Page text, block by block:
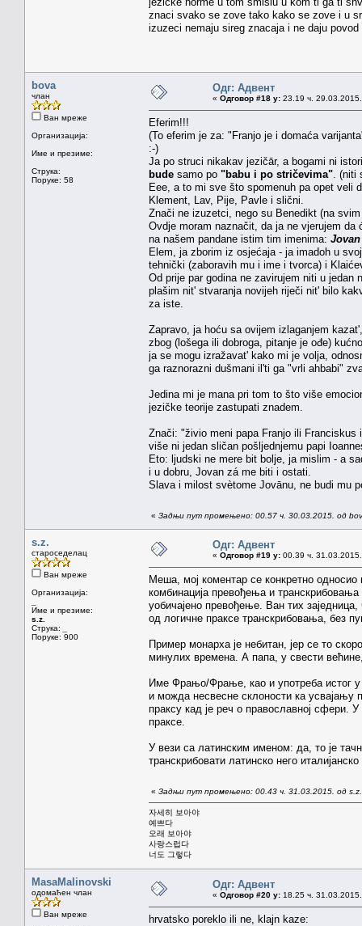
znaci svako se zove tako kako se zove i u
izuzeci nemaju sireg znacaja i ne daju
bova
члан
Ван мреже
Организација:
Име и презиме:
Струка:
Поруке: 58
Одг: Адвент
« Одговор #18 у: 23.19 ч.
Eferim!!!
(To eferim je za: "Franjo je i domaća
:-)
Ja po struci nikakav jezičār, a bogami ni
bude samo po "babu i po stričevima" .
Eee, a to mi sve što spomenuh pa opet veli
Klement, Lav, Pije, Pavle i slični.
Znači ne izuzetci, nego su Benedikt (na
Ovdje moram naznačit, da ja ne vjerujem
na našem pandane istim tim imenima:
Elem, ja zborim iz osjećaja - ja imadoh u
tehnički (zaboravih mu i ime i tvorca) i
Od prije par godina ne zavirujem niti u
plašim nit' stvaranja novijeh riječi nit' bilo
za iste.
Zapravo, ja hoću sa ovijem izlaganjem
zbog (lošega ili dobroga, pitanje je ođe)
ja se mogu izražavat' kako mi je volja,
ga raznorazni dušmani il'ti ga "vrli ahbabi"
Jedina mi je mana pri tom to što više
jezičke teorije zastupati znadem.
Znači: "živio meni papa Franjo ili
više ni jedan sličan pošljednjemu papi
Eto: ljudski ne mere bit bolje, ja mislim - a
i u dobru, Jovan zá me biti i ostati.
Slava i milost svètome Jovānu, ne budi mu
« Задњи пут промењено: 00.57 ч. 30.03.2015. од
s.z.
староседелац
Ван мреже
Организација:
Име и презиме:
s.z.
Струка:
Поруке: 900
Одг: Адвент
« Одговор #19 у: 00.39 ч.
Меша, мој коментар се конкретно односио
комбинација превођења и
уобичајено превођење. Ван тих
од логичне праксе транскрибовања, без
Пример монарха је небитан, јер се то
минулих времена. А папа, у свести
Име Фрањо/Фрање, као и употреба истог у
и можда несвесне склоности ка усвајању
праксу кад је реч о православној сфери.
праксе.
У вези са латинским именом: да, то је
транскрибовати латинско него
« Задњи пут промењено: 00.43 ч. 31.03.2015. од s.z.
자세히 보아야
예쁘다
오래 보아야
사랑스럽다
너도 그렇다
MasaMalinovski
одомаћен члан
Ван мреже
Одг: Адвент
« Одговор #20 у: 18.25 ч.
hrvatsko poreklo ili ne, klajn kaze: